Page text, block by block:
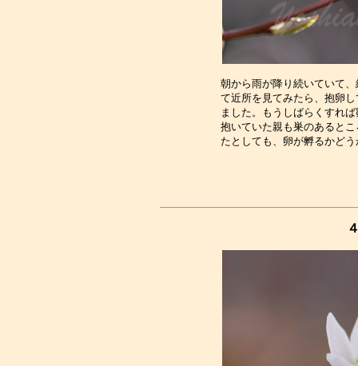
朝から雨が降り続いていて
て近所を見てみたら、抱卵
ました。もうしばらくすれ
抱いていた親も巣のあると